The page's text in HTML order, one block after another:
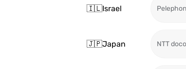
🇮🇱Israel
🇯🇵Japan NTT